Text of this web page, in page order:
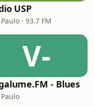
USP
· 93.7 FM
V-
- Blues